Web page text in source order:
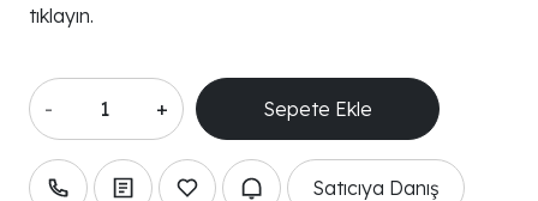
tıklayın.
- +
Satıcıya Danış